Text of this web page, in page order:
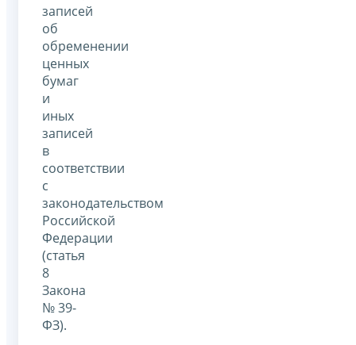
записей
об
обременении
ценных
бумаг
и
иных
записей
в
соответствии
с
законодательством
Российской
Федерации
(статья
8
Закона
№ 39-
ФЗ).